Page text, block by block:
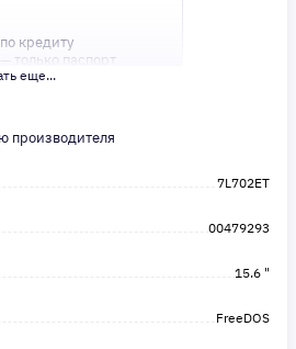
кредиту
только паспорт
процентные ставки
прямо сейчас. Ваше
✨
еще...
производителя
7L702ET
00479293
15.6 "
FreeDOS